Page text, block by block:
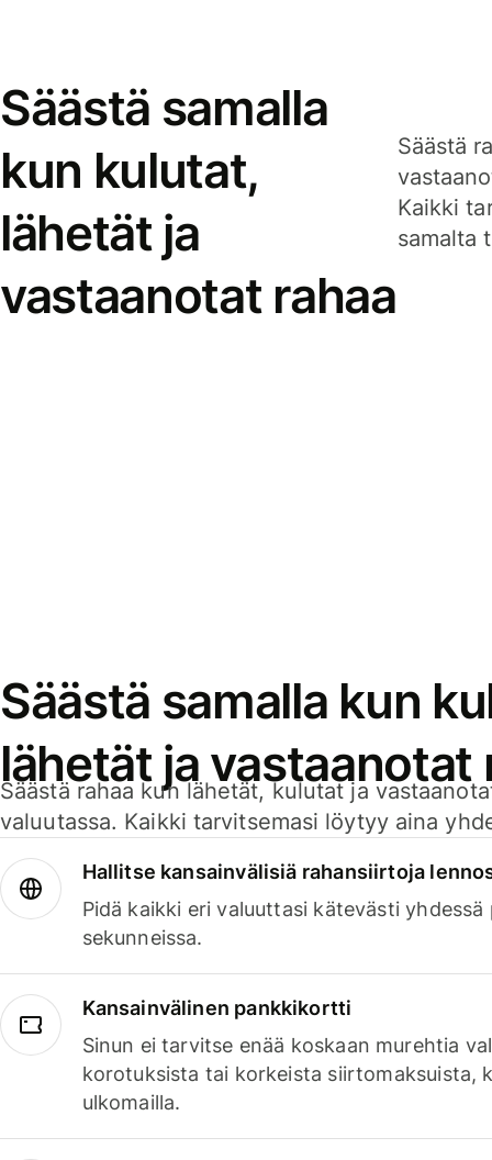
Säästä samalla
kun kulutat,
lähetät ja
vastaanotat rahaa
Säästä
Kaikki
samalta
Säästä samalla kun
lähetät ja vastaanotat
Säästä rahaa kun lähetät, kulutat ja
valuutassa. Kaikki tarvitsemasi löytyy aina
Hallitse kansainvälisiä rahansiirtoja
Pidä kaikki eri valuuttasi kätevästi yhdessä
sekunneissa.
Kansainvälinen pankkikortti
Sinun ei tarvitse enää koskaan murehtia
korotuksista tai korkeista siirtomaksuista,
ulkomailla.